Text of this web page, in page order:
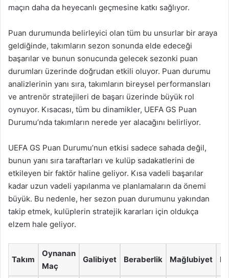
maçın daha da heyecanlı geçmesine katkı sağlıyor.
Puan durumunda belirleyici olan tüm bu unsurlar bir araya
geldiğinde, takımların sezon sonunda elde edeceği
başarılar ve bunun sonucunda gelecek sezonki puan
durumları üzerinde doğrudan etkili oluyor. Puan durumu
analizlerinin yanı sıra, takımların bireysel performansları
ve antrenör stratejileri de başarı üzerinde büyük rol
oynuyor. Kısacası, tüm bu dinamikler, UEFA GS Puan
Durumu’nda takımların nerede yer alacağını belirliyor.
UEFA GS Puan Durumu’nun etkisi sadece sahada değil,
bunun yanı sıra taraftarları ve kulüp sadakatlerini de
etkileyen bir faktör haline geliyor. Kısa vadeli başarılar
kadar uzun vadeli yapılanma ve planlamaların da önemi
büyük. Bu nedenle, her sezon puan durumunu yakından
takip etmek, kulüplerin stratejik kararları için oldukça
elzem hale geliyor.
Takım
Oynanan
Maç
Galibiyet Beraberlik Mağlubiyet